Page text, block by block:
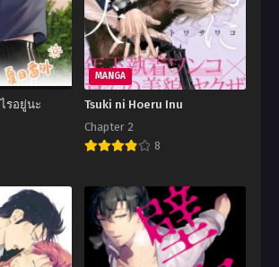
รอยู่นะ
MANGA
Tsuki ni Hoeru Inu
Chapter 2
8